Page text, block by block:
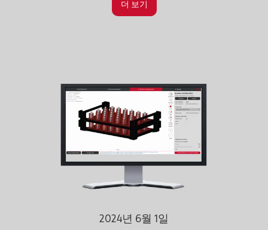
더 보기
2024년 6월 1일